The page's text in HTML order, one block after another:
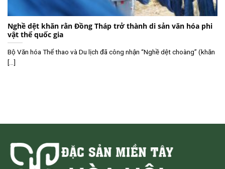
Nghề dệt khăn rằn Đồng Tháp trở thành di sản văn hóa phi
vật thể quốc gia
Bộ Văn hóa Thể thao và Du lịch đã công nhận “Nghề dệt choàng” (khăn
[...]